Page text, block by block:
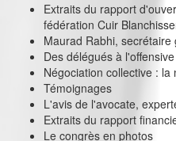
Extraits du rapport
fédération Cuir
Maurad Rabhi, secrétaire
Des délégués à
Négociation collective : la
Témoignages
L'avis de l'avocate,
Extraits du rapport
Le congrès en photos